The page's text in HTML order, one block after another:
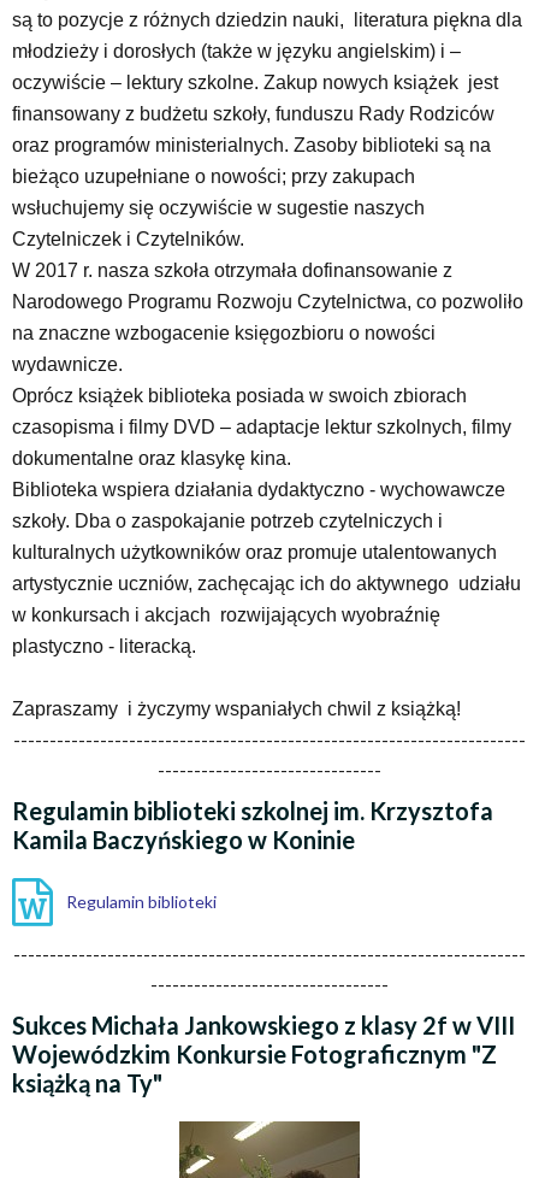
są to pozycje z różnych dziedzin nauki, literatura piękna dla
młodzieży i dorosłych (także w języku angielskim) i –
oczywiście – lektury szkolne. Zakup nowych książek jest
finansowany z budżetu szkoły, funduszu Rady Rodziców
oraz programów ministerialnych. Zasoby biblioteki są na
bieżąco uzupełniane o nowości; przy zakupach
wsłuchujemy się oczywiście w sugestie naszych
Czytelniczek i Czytelników.
W 2017 r. nasza szkoła otrzymała dofinansowanie z
Narodowego Programu Rozwoju Czytelnictwa, co pozwoliło
na znaczne wzbogacenie księgozbioru o nowości
wydawnicze.
Oprócz książek biblioteka posiada w swoich zbiorach
czasopisma i filmy DVD – adaptacje lektur szkolnych, filmy
dokumentalne oraz klasykę kina.
Biblioteka wspiera działania dydaktyczno - wychowawcze
szkoły. Dba o zaspokajanie potrzeb czytelniczych i
kulturalnych użytkowników oraz promuje utalentowanych
artystycznie uczniów, zachęcając ich do aktywnego udziału
w konkursach i akcjach rozwijających wyobraźnię
plastyczno - literacką.
Zapraszamy i życzymy wspaniałych chwil z książką!
-----------------------------------------------------------------------
-------------------------------
Regulamin biblioteki szkolnej im. Krzysztofa
Kamila Baczyńskiego w Koninie
Regulamin biblioteki
-----------------------------------------------------------------------
---------------------------------
Sukces Michała Jankowskiego z klasy 2f w VIII
Wojewódzkim Konkursie Fotograficznym "Z
książką na Ty"